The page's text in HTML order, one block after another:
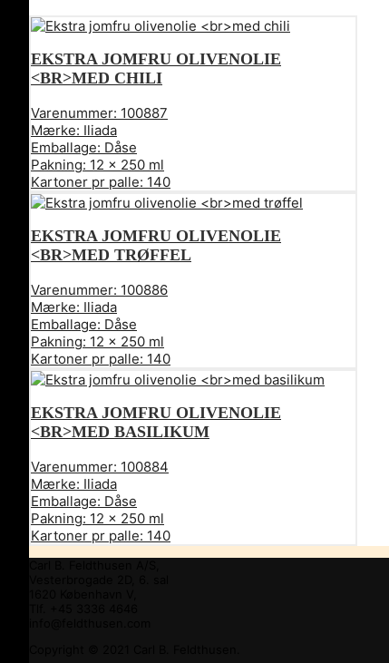
EKSTRA JOMFRU OLIVENOLIE
<BR>MED CHILI
Varenummer: 100887
Mærke: Iliada
Emballage: Dåse
Pakning: 12 x 250 ml
Kartoner pr palle: 140
EKSTRA JOMFRU OLIVENOLIE
<BR>MED TRØFFEL
Varenummer: 100886
Mærke: Iliada
Emballage: Dåse
Pakning: 12 x 250 ml
Kartoner pr palle: 140
EKSTRA JOMFRU OLIVENOLIE
<BR>MED BASILIKUM
Varenummer: 100884
Mærke: Iliada
Emballage: Dåse
Pakning: 12 x 250 ml
Kartoner pr palle: 140